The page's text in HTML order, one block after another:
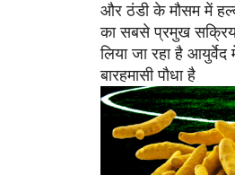
और ठंडी के मौसम में
का सबसे प्रमुख सक्रिय
लिया जा रहा है आयुर्वेद
बारहमासी पौधा है